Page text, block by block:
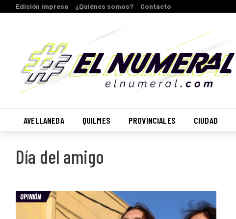
Edición impresa ¿Quiénes somos? Contacto
AVELLANEDA QUILMES PROVINCIALES CIUDAD
Día del amigo
OPINIÓN